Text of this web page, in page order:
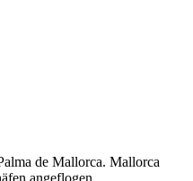
de Mallorca. Mallorca